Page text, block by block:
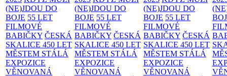
(NE)JDOU DO
BOJE 55 LET
FILMOVÉ
BABIČKY ČESKÁ
SKALICE 450 LET
MĚSTEM STÁLÁ
EXPOZICE
VĚNOVANÁ
(NE)JDOU DO
BOJE 55 LET
FILMOVÉ
BABIČKY ČESKÁ
SKALICE 450 LET
MĚSTEM STÁLÁ
EXPOZICE
VĚNOVANÁ
(NE)JDOU DO
BOJE 55 LET
FILMOVÉ
BABIČKY ČESKÁ
SKALICE 450 LET
MĚSTEM STÁLÁ
EXPOZICE
VĚNOVANÁ